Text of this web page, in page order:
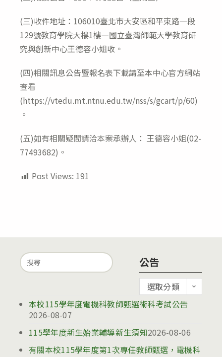
(三)收件地址：106010臺北市大安區和平束路一段
129號教育學院大樓1樓—國立臺灣師範大學教育研
究與創新中心王德容小姐收。
(四)相關訊息公告暨報名表下載請至本中心官方網站
查看
(https://vtedu.mt.ntnu.edu.tw/nss/s/gcart/p/60)
。
(五)如有相關疑間請洽本案承辦人： 王德容小姐(02-
77493682)。
Post Views: 191
Search
for:
公告
告
選取分類
本校115學年度電機科教師甄選術科考試公告
2026-08-07
115學年度新生始業輔導新生須知2026-08-06
有關本校115學年度第1次專任教師甄選，電機科